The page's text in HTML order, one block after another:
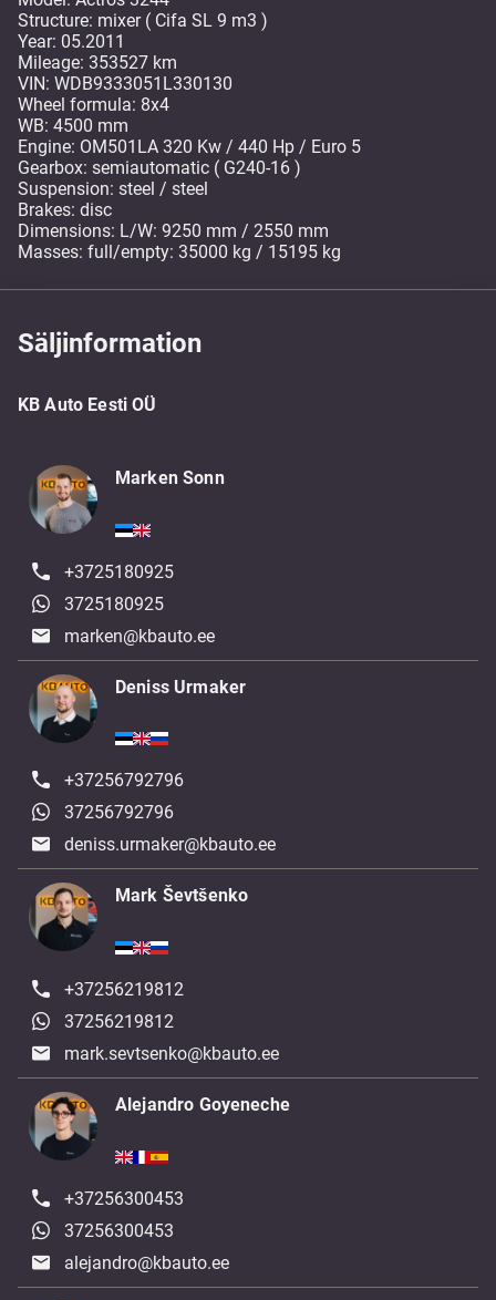
Structure: mixer ( Cifa SL 9 m3 )
Year: 05.2011
Mileage: 353527 km
VIN: WDB9333051L330130
Wheel formula: 8x4
WB: 4500 mm
Engine: OM501LA 320 Kw / 440 Hp / Euro 5
Gearbox: semiautomatic ( G240-16 )
Suspension: steel / steel
Brakes: disc
Dimensions: L/W: 9250 mm / 2550 mm
Masses: full/empty: 35000 kg / 15195 kg
Säljinformation
KB Auto Eesti OÜ
Marken Sonn
+3725180925
3725180925
marken@kbauto.ee
Deniss Urmaker
+37256792796
37256792796
deniss.urmaker@kbauto.ee
Mark Ševtšenko
+37256219812
37256219812
mark.sevtsenko@kbauto.ee
Alejandro Goyeneche
+37256300453
37256300453
alejandro@kbauto.ee